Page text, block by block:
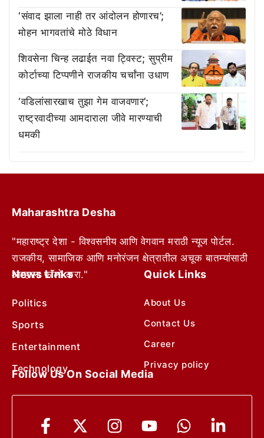
‘संवाद झाला नाही तर आंदोलन होणारच’;
मोहन भागवतांचे मोठे विधान
शिवसेना चिन्ह लढाईत नवा ट्विस्ट; सुप्रीम
कोर्टाच्या टिप्पणीने राजकीय चर्चांना उधाण
‘वडिलांसारखाच तुझा गेम वाजवणार’;
राष्ट्रवादीच्या आमदाराला जीवे मारण्याची
धमकी
Maharashtra Desha
"महाराष्ट्र देशा - विश्वसनीय आणि वेगवान मराठी न्यूज पोर्टल.
राजकीय, सामाजिक आणि मनोरंजन क्षेत्रातील अचूक बातम्यांसाठी
आम्हाला फॉलो करा."
News Links
Politics
Sports
Entertainment
Technology
Quick Links
About Us
Contact Us
Career
Privacy policy
Follow Us On Social Media